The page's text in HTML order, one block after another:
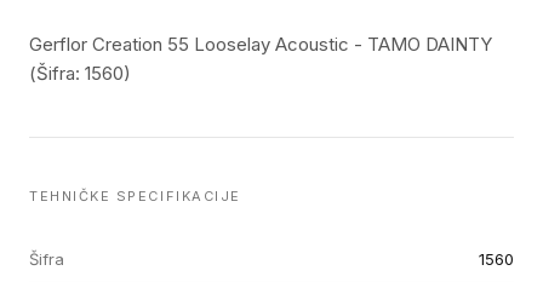
Gerflor Creation 55 Looselay Acoustic - TAMO DAINTY
(Šifra: 1560)
TEHNIČKE SPECIFIKACIJE
Šifra 1560